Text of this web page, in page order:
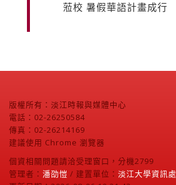
蒞校 暑假華語計畫成行
版權所有：淡江時報與媒體中心
電話：02-26250584
傳真：02-26214169
建議使用 Chrome 瀏覽器
個資相關問題請洽受理窗口，分機2799
管理者： 潘劭愷 / 建置單位： 淡江大學資訊處